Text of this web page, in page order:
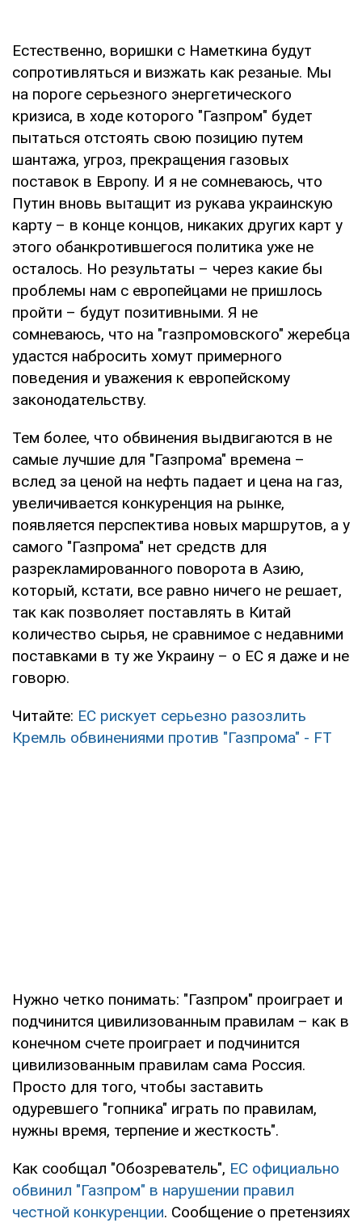
Естественно, воришки с Наметкина будут
сопротивляться и визжать как резаные. Мы
на пороге серьезного энергетического
кризиса, в ходе которого "Газпром" будет
пытаться отстоять свою позицию путем
шантажа, угроз, прекращения газовых
поставок в Европу. И я не сомневаюсь, что
Путин вновь вытащит из рукава украинскую
карту – в конце концов, никаких других карт у
этого обанкротившегося политика уже не
осталось. Но результаты – через какие бы
проблемы нам с европейцами не пришлось
пройти – будут позитивными. Я не
сомневаюсь, что на "газпромовского" жеребца
удастся набросить хомут примерного
поведения и уважения к европейскому
законодательству.
Тем более, что обвинения выдвигаются в не
самые лучшие для "Газпрома" времена –
вслед за ценой на нефть падает и цена на газ,
увеличивается конкуренция на рынке,
появляется перспектива новых маршрутов, а у
самого "Газпрома" нет средств для
разрекламированного поворота в Азию,
который, кстати, все равно ничего не решает,
так как позволяет поставлять в Китай
количество сырья, не сравнимое с недавними
поставками в ту же Украину – о ЕС я даже и не
говорю.
Читайте: ЕС рискует серьезно разозлить
Кремль обвинениями против "Газпрома" - FT
Нужно четко понимать: "Газпром" проиграет и
подчинится цивилизованным правилам – как в
конечном счете проиграет и подчинится
цивилизованным правилам сама Россия.
Просто для того, чтобы заставить
одуревшего "гопника" играть по правилам,
нужны время, терпение и жесткость".
Как сообщал "Обозреватель", ЕС официально
обвинил "Газпром" в нарушении правил
честной конкуренции. Сообщение о претензиях